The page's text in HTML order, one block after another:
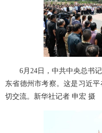
6月24日，中共中央总书
东省德州市考察。这是习近
切交流。新华社记者 申宏 摄